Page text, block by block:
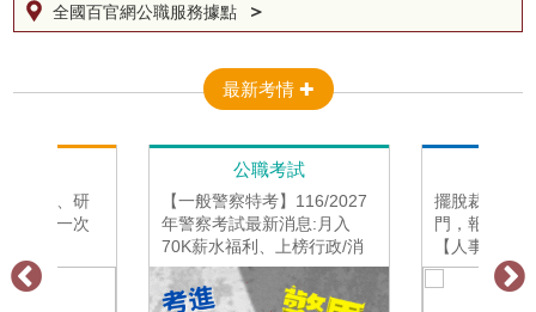
全國百官網公職服務據點 ＞
最新考情 ✚
，國考、研
個方向一次
公職考試
【一般警察特考】116/2027
年警察考試最新消息:月入
70K薪水福利、上榜行政/消
防警察準備要領分享
擺脫裁員潮
門，報考高
【人事行政
告></f>